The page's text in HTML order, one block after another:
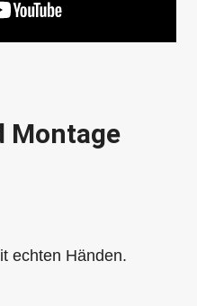
Montage
echten Händen.